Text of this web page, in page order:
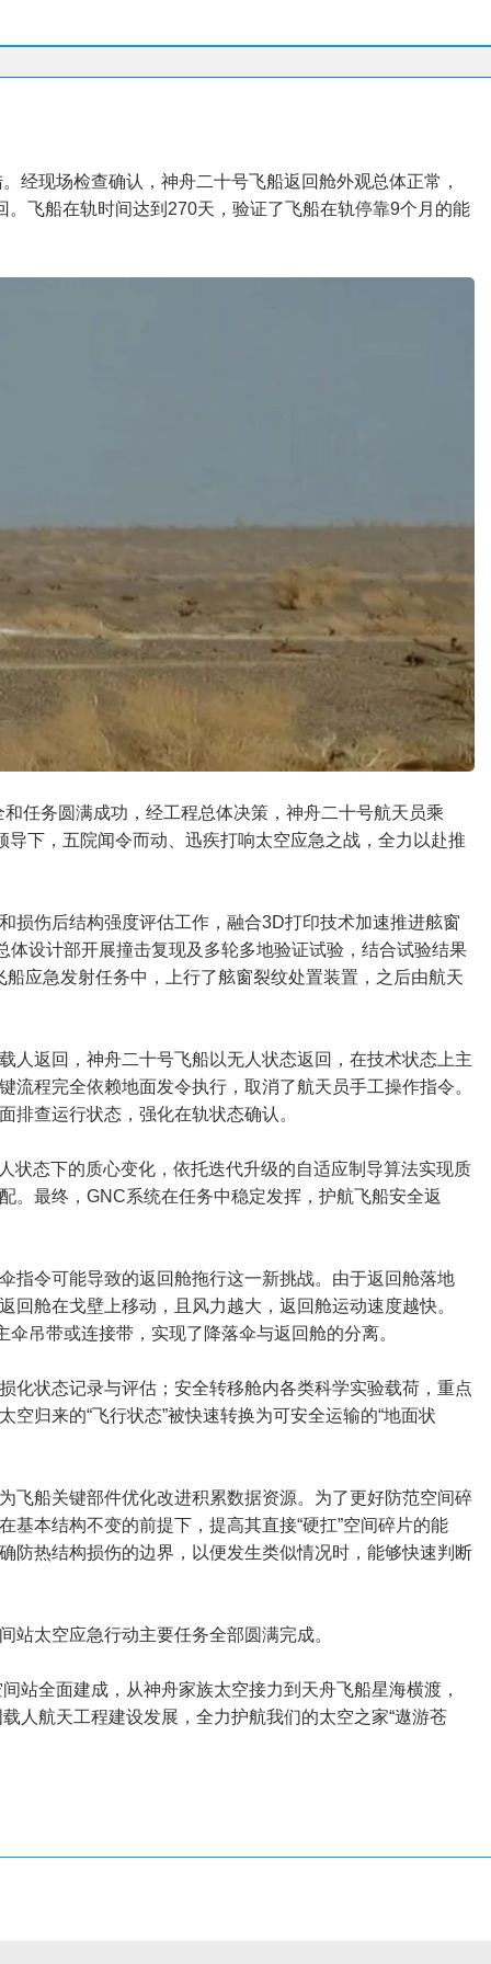
经现场检查确认，神舟二十号飞船返回舱外观总体正常，
飞船在轨时间达到270天，验证了飞船在轨停靠9个月的能
任务圆满成功，经工程总体决策，神舟二十号航天员乘
下，五院闻令而动、迅疾打响太空应急之战，全力以赴推
损伤后结构强度评估工作，融合3D打印技术加速推进舷窗
设计部开展撞击复现及多轮多地验证试验，结合试验结果
应急发射任务中，上行了舷窗裂纹处置装置，之后由航天
人返回，神舟二十号飞船以无人状态返回，在技术状态上主
程完全依赖地面发令执行，取消了航天员手工操作指令。
查运行状态，强化在轨状态确认。
状态下的质心变化，依托迭代升级的自适应制导算法实现质
。最终，GNC系统在任务中稳定发挥，护航飞船安全返
指令可能导致的返回舱拖行这一新挑战。由于返回舱落地
舱在戈壁上移动，且风力越大，返回舱运动速度越快。
吊带或连接带，实现了降落伞与返回舱的分离。
化状态记录与评估；安全转移舱内各类科学实验载荷，重点
归来的“飞行状态”被快速转换为可安全运输的“地面状
飞船关键部件优化改进积累数据资源。为了更好防范空间碎
本结构不变的前提下，提高其直接“硬扛”空间碎片的能
防热结构损伤的边界，以便发生类似情况时，能够快速判断
太空应急行动主要任务全部圆满完成。
站全面建成，从神舟家族太空接力到天舟飞船星海横渡，
人航天工程建设发展，全力护航我们的太空之家“遨游苍